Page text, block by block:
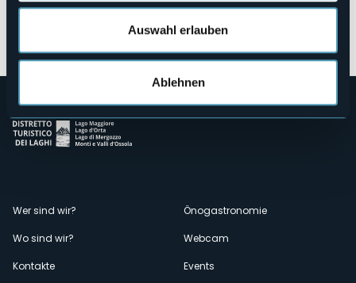
Auswahl erlauben
Ablehnen
Öffnen Sie die Karte
Menù
secondario
Wer sind wir?
Wo sind wir?
Kontakte
Önogastronomie
Webcam
Events